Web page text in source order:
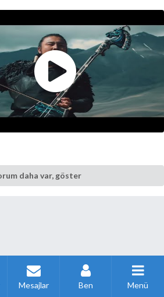
daha var, göster
Mesajlar Ben Menü